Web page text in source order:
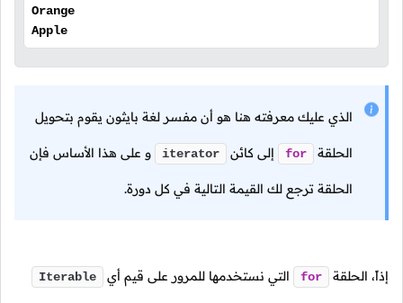
Orange
Apple
الذي عليك معرفته هنا هو أن مفسر لغة بايثون يقوم بتحويل
الحلقة for إلى كائن iterator و على هذا الأساس فإن
الحلقة ترجع لك القيمة التالية في كل دورة.
إذاً، الحلقة for التي نستخدمها للمرور على قيم أي Iterable